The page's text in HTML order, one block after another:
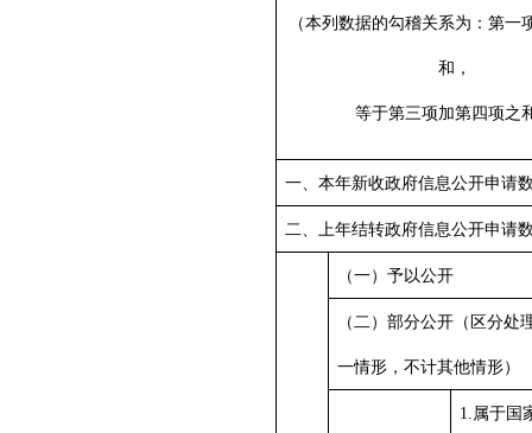
（本列数据的勾稽关系为：第一
和，
等于第三项加第四项之
一、本年新收政府信息公开申请
二、上年结转政府信息公开申请
（一）予以公开
（二）部分公开（区分处
一情形，不计其他情形）
1.属于国